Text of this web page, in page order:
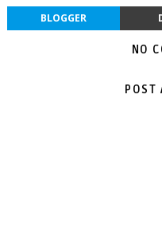
BLOGGER
NO
POST